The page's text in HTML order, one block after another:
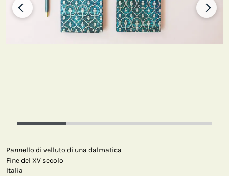
Pannello di velluto di una dalmatica
Fine del XV secolo
Italia